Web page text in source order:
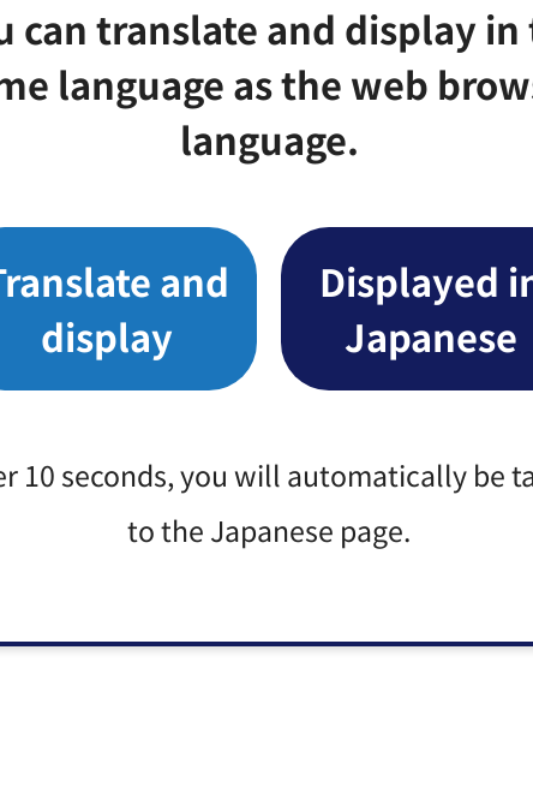
can translate and display in
language as the web
language.
and
display
Displayed
Japanese
10 seconds, you will automatically be
to the Japanese page.